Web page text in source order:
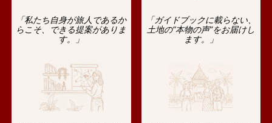
「私たち自身が旅人であるか
らこそ、できる提案がありま
す。」
「ガイドブックに載らない、
土地の“本物の声”をお届けし
ます。」